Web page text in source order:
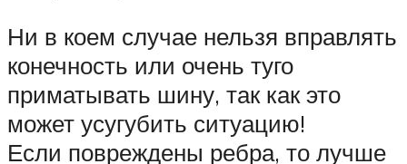
Ни в коем случае нельзя вправлять
конечность или очень туго
приматывать шину, так как это
может усугубить ситуацию!
Если повреждены ребра, то лучше